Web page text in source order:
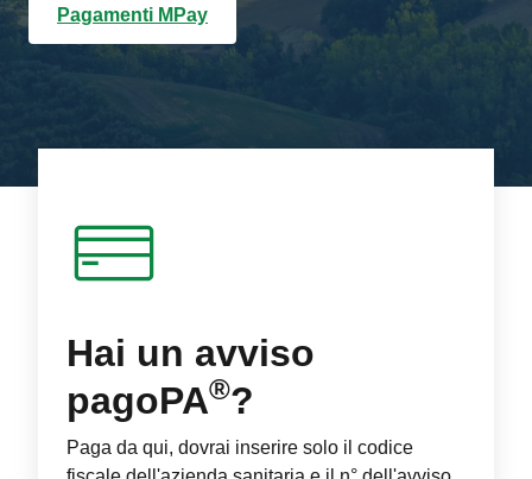
Pagamenti MPay
Hai un avviso
pagoPA®?
Paga da qui, dovrai inserire solo il codice